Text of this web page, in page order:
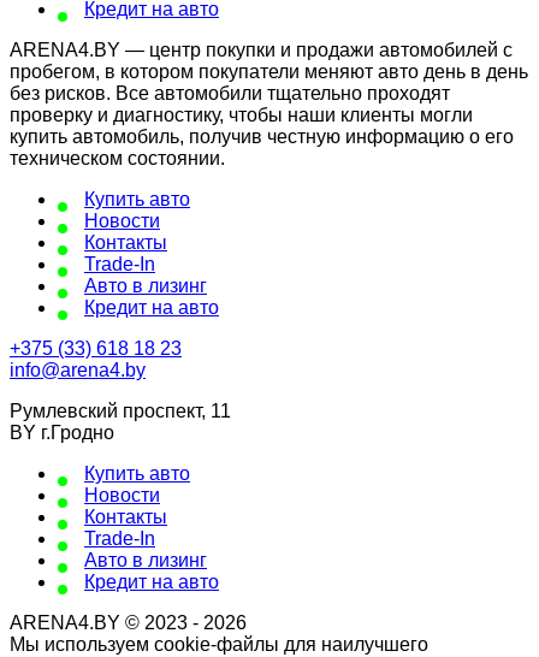
Кредит на авто
ARENA4.BY — центр покупки и продажи автомобилей с
пробегом, в котором покупатели меняют авто день в день
без рисков. Все автомобили тщательно проходят
проверку и диагностику, чтобы наши клиенты могли
купить автомобиль, получив честную информацию о его
техническом состоянии.
Купить авто
Новости
Контакты
Trade-In
Авто в лизинг
Кредит на авто
+375 (33) 618 18 23
info@arena4.by
Румлевский проспект, 11
BY г.Гродно
Купить авто
Новости
Контакты
Trade-In
Авто в лизинг
Кредит на авто
ARENA4.BY © 2023 - 2026
Мы используем cookie-файлы для наилучшего